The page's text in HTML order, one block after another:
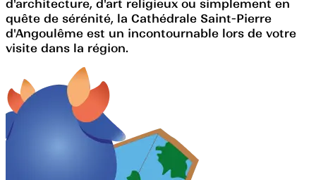
d'architecture, d'art religieux ou simplement en
quête de sérénité, la Cathédrale Saint-Pierre
d'Angoulême est un incontournable lors de votre
visite dans la région.